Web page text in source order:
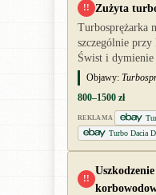
!! Zużyta
Turbosprężarka
szczególnie przy
Świst i dymienie
Objawy:
800–1500 zł
REKLAMA
Turbo Dacia
!!
Uszkodzenie